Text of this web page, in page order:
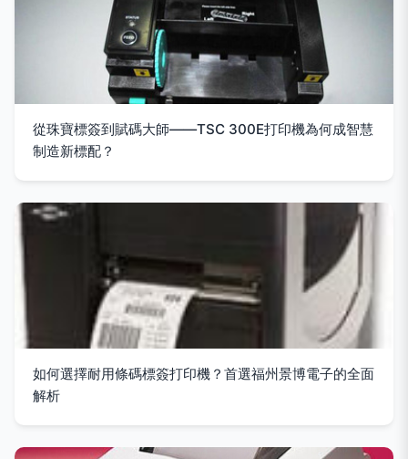
從珠寶標簽到賦碼大師——TSC 300E打印機為何成智慧
制造新標配？
如何選擇耐用條碼標簽打印機？首選福州景博電子的全面
解析